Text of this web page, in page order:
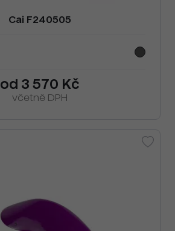
Cai F240505
od 3 570 Kč
včetně DPH